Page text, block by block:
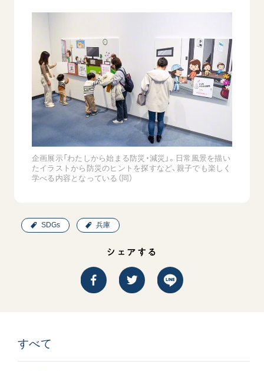
企画展示「わたしから始まる防災・減災」。日常風景を描い
たイラストから防災のヒントを探すなど、親子でも楽しく
学べる内容となっている（同）
SDGs 兵庫
シェアする
すべて